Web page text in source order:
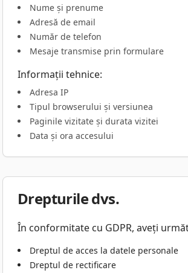
Nume și prenume
Adresă de email
Număr de telefon
Mesaje transmise prin formulare
Informații tehnice:
Adresa IP
Tipul browserului și versiunea
Paginile vizitate și durata vizitei
Data și ora accesului
Drepturile dvs.
În conformitate cu GDPR, aveți
Dreptul de acces la datele personale
Dreptul de rectificare